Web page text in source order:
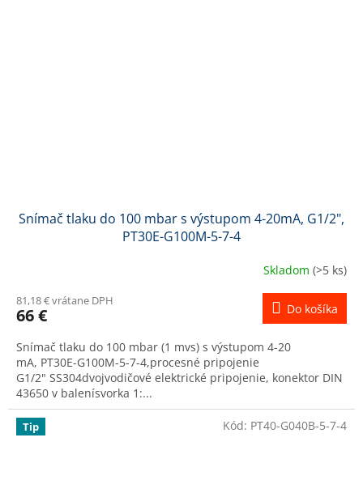
Snímač tlaku do 100 mbar s výstupom 4-20mA, G1/2",
PT30E-G100M-5-7-4
Skladom (>5 ks)
81,18 € vrátane DPH
66 € Do košíka
Snímač tlaku do 100 mbar (1 mvs) s výstupom 4-20
mA, PT30E-G100M-5-7-4,procesné pripojenie
G1/2" SS304dvojvodičové elektrické pripojenie, konektor DIN
43650 v balenísvorka 1:...
Tip Kód: PT40-G040B-5-7-4